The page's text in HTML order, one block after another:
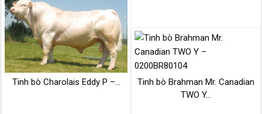
Tinh bò Charolais Eddy P –...
Tinh bò Brahman Mr. Canadian
TWO Y...